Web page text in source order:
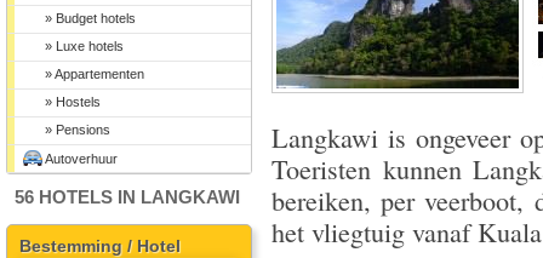
» Budget hotels
» Luxe hotels
» Appartementen
» Hostels
» Pensions
Autoverhuur
56 HOTELS IN LANGKAWI
Bestemming / Hotel
Langkawi is ongeveer
Toeristen kunnen
bereiken, per
het vliegtuig vanaf